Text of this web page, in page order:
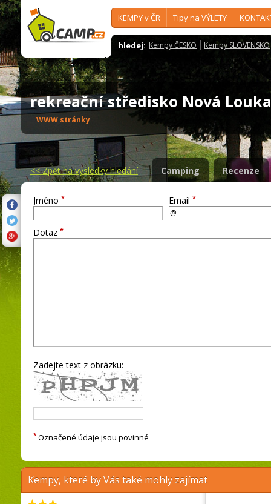
KEMPY v ČR Tipy na VÝLETY
hledej: Kempy ČESKO Kempy SLOVENSKO
rekreační středisko Nová
WWW stránky
<<Zpět na výsledky hledání Camping Recenze
Jméno * Email *
Dotaz *
Zadejte text z obrázku:
* Označené údaje jsou povinné
Kempy, které by Vás také mohly zajímat